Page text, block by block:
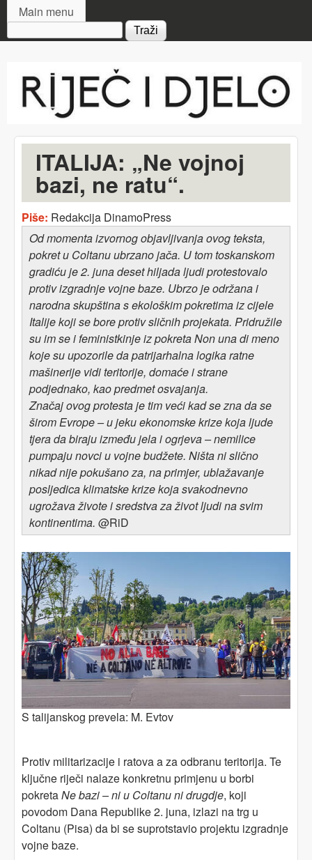
MAIN MENU
Main menu
Search form
i djelo
ITALIJA: „Ne vojnoj
bazi, ne ratu“.
Piše: Redakcija DinamoPress
Od momenta izvornog objavljivanja ovog teksta,
pokret u Coltanu ubrzano jača. U tom toskanskom
gradiću je 2. juna deset hiljada ljudi protestovalo
protiv izgradnje vojne baze. Ubrzo je održana i
narodna skupština s ekološkim pokretima iz cijele
Italije koji se bore protiv sličnih projekata. Pridružile
su im se i feministkinje iz pokreta Non una di meno
koje su upozorile da patrijarhalna logika ratne
mašinerije vidi teritorije, domaće i strane
podjednako, kao predmet osvajanja.
Značaj ovog protesta je tim veći kad se zna da se
širom Evrope – u jeku ekonomske krize koja ljude
tjera da biraju između jela i ogrjeva – nemilice
pumpaju novci u vojne budžete. Ništa ni slično
nikad nije pokušano za, na primjer, ublažavanje
posljedica klimatske krize koja svakodnevno
ugrožava živote i sredstva za život ljudi na svim
kontinentima. @RiD
S talijanskog prevela: M. Evtov
Protiv militarizacije i ratova a za odbranu teritorija. Te
ključne riječi nalaze konkretnu primjenu u borbi
pokretaNe bazi – ni u Coltanu ni drugdje, koji
povodom Dana Republike 2. juna, izlazi na trg u
Coltanu (Pisa) da bi se suprotstavio projektu izgradnje
vojne baze.